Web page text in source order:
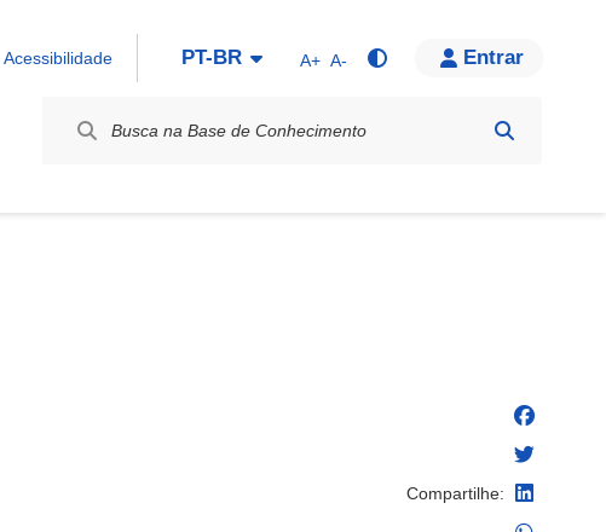
Acessibilidade PT-BR A+ A- Entrar
Compartilhe: